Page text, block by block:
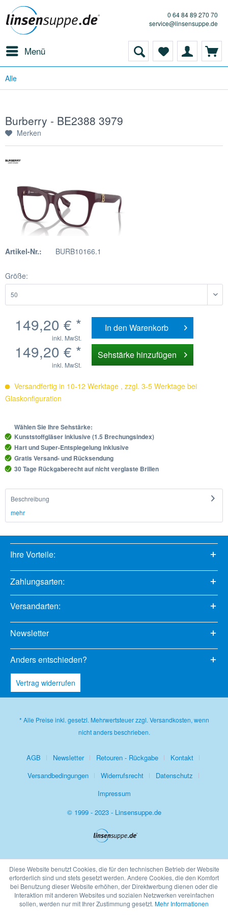
0 64 84 89 270 70
service@linsensuppe.de
Menü
Alle
Burberry - BE2388 3979
Merken
Artikel-Nr.: BURB10166.1
Größe:
149,20 € *
inkl. MwSt.
In den Warenkorb
149,20 € *
inkl. MwSt.
Sehstärke hinzufügen
Versandfertig in 10-12 Werktage , zzgl. 3-5 Werktage bei
Glaskonfiguration
Wählen Sie Ihre Sehstärke:
Kunststoffgläser inklusive (1.5 Brechungsindex)
Hart und Super-Entspiegelung inklusive
Gratis Versand- und Rücksendung
30 Tage Rückgaberecht auf nicht verglaste Brillen
Beschreibung
mehr
Ihre Vorteile:
Zahlungsarten:
Versandarten:
Newsletter
Anders entschieden?
Vertrag widerrufen
* Alle Preise inkl. gesetzl. Mehrwertsteuer zzgl. Versandkosten, wenn
nicht anders beschrieben.
AGB Newsletter Retouren - Rückgabe
Kontakt
Versandbedingungen
Widerrufsrecht
Datenschutz
Impressum
© 1999 - 2023 - Linsensuppe.de
Diese Website benutzt Cookies, die für den technischen Betrieb der Website
erforderlich sind und stets gesetzt werden. Andere Cookies, die den Komfort
bei Benutzung dieser Website erhöhen, der Direktwerbung dienen oder die
Interaktion mit anderen Websites und sozialen Netzwerken vereinfachen
sollen, werden nur mit Ihrer Zustimmung gesetzt. Mehr Informationen